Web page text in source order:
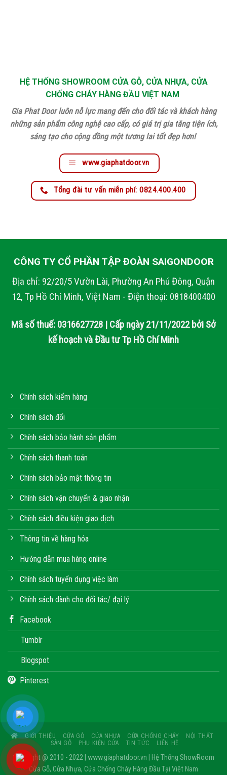
HỆ THỐNG SHOWROOM CỬA GỖ, CỬA NHỰA, CỬA
CHỐNG CHÁY HÀNG ĐẦU VIỆT NAM
Gia Phat Door luôn nỗ lực mang đến cho đối tác và khách hàng
những sản phẩm công nghệ cao cấp, có giá trị gia tăng tiện ích,
sáng tạo cho cộng đồng một tương lai tốt đẹp hơn!
www.giaphatdoor.vn
Tổng đài tư vấn miễn phí: 0824.400.400
CÔNG TY CỔ PHẦN TẬP ĐOÀN SAIGONDOOR
Địa chỉ: 92/20/5 Vườn Lài, Phường An Phú Đông, Quận
12, Tp Hồ Chí Minh, Việt Nam - Điện thoại: 0818400400
Mã số thuế: 0316627728 | Cấp ngày 21/11/2022 bởi Sở
kế hoạch và Đầu tư Tp Hồ Chí Minh
Chính sách kiểm hàng
Chính sách đổi
Chính sách bảo hành sản phẩm
Chính sách thanh toán
Chính sách bảo mật thông tin
Chính sách vận chuyển & giao nhận
Chính sách điều kiện giao dịch
Thông tin về hàng hóa
Hướng dẫn mua hàng online
Chính sách tuyển dụng việc làm
Chính sách dành cho đối tác/ đại lý
Facebook
Tumblr
Blogspot
Pinterest
GIỚI THIỆU CỬA GỖ CỬA NHỰA CỬA CHỐNG CHÁY
NỘI THẤT
SÀN GỖ
PHỤ KIỆN CỬA TIN TỨC LIÊN HỆ
Copyright @ 2010 - 2022 | www.giaphatdoor.vn | Hệ Thống ShowRoom
Cửa Gỗ, Cửa Nhựa, Cửa Chống Cháy Hàng Đầu Tại Việt Nam